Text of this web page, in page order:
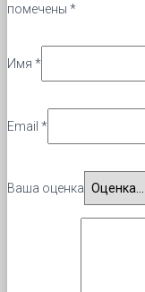
помечены *
Имя *
Email *
Ваша оценка